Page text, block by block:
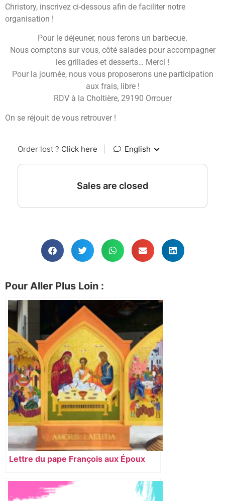
Christory, inscrivez ci-dessous afin de faciliter notre
organisation !
Pour le déjeuner, nous ferons un barbecue.
Nous comptons sur vous, côté salades pour accompagner
les grillades et desserts… Merci !
Pour la journée, nous vous proposerons une participation
aux frais, libre !
RDV à la Choltière, 29190 Orrouer
On se réjouit de vous retrouver !
Pour Aller Plus Loin :
Lettre du pape François aux Époux